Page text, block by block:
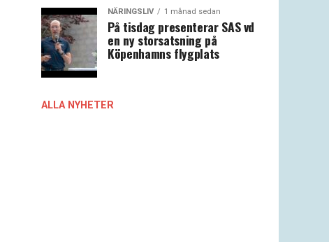
NÄRINGSLIV 1 månad sedan
På tisdag presenterar SAS vd
en ny storsatsning på
Köpenhamns flygplats
ALLA NYHETER